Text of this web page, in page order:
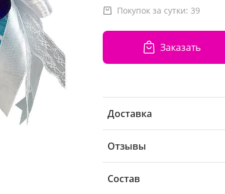
Покупок за сутки: 39
Заказать
Доставка
Отзывы
Состав